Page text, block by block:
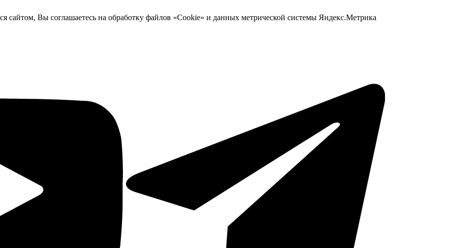
сайтом, Вы соглашаетесь на обработку файлов «Cookie» и данных метрической системы Яндекс.Метрика